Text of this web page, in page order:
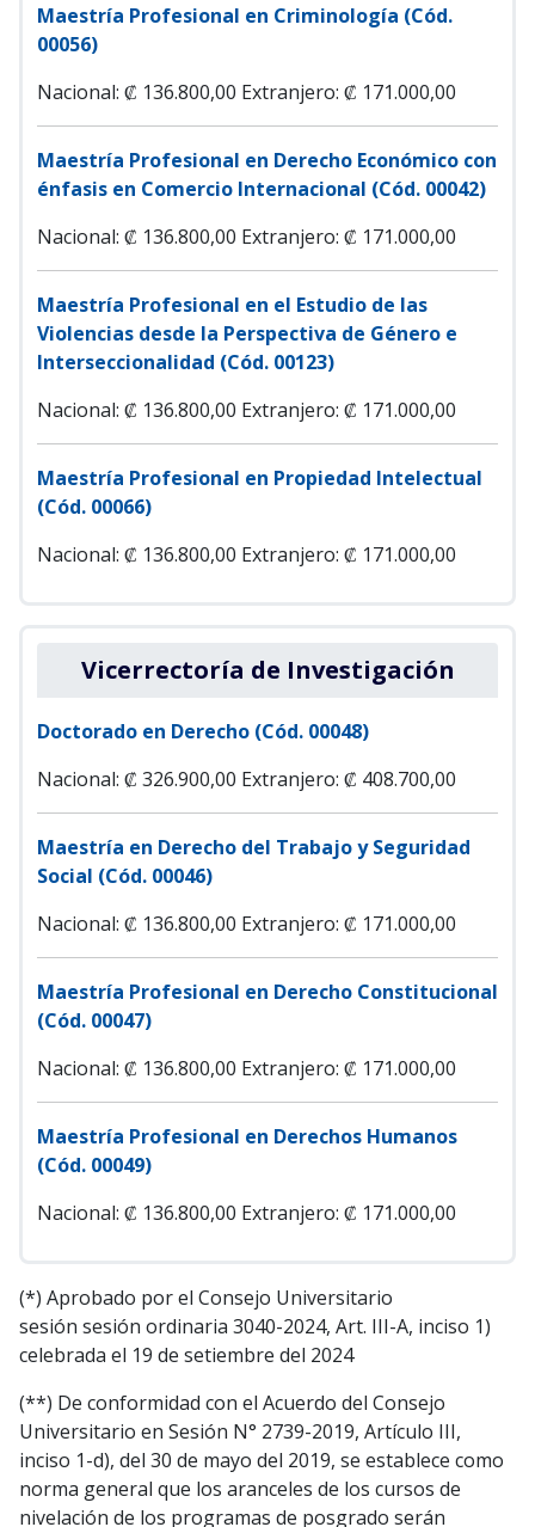
Maestría Profesional en Criminología (Cód.
00056)
Nacional: ₡ 136.800,00 Extranjero: ₡ 171.000,00
Maestría Profesional en Derecho Económico con
énfasis en Comercio Internacional (Cód. 00042)
Nacional: ₡ 136.800,00 Extranjero: ₡ 171.000,00
Maestría Profesional en el Estudio de las
Violencias desde la Perspectiva de Género e
Interseccionalidad (Cód. 00123)
Nacional: ₡ 136.800,00 Extranjero: ₡ 171.000,00
Maestría Profesional en Propiedad Intelectual
(Cód. 00066)
Nacional: ₡ 136.800,00 Extranjero: ₡ 171.000,00
Vicerrectoría de Investigación
Doctorado en Derecho (Cód. 00048)
Nacional: ₡ 326.900,00 Extranjero: ₡ 408.700,00
Maestría en Derecho del Trabajo y Seguridad
Social (Cód. 00046)
Nacional: ₡ 136.800,00 Extranjero: ₡ 171.000,00
Maestría Profesional en Derecho Constitucional
(Cód. 00047)
Nacional: ₡ 136.800,00 Extranjero: ₡ 171.000,00
Maestría Profesional en Derechos Humanos
(Cód. 00049)
Nacional: ₡ 136.800,00 Extranjero: ₡ 171.000,00
(*) Aprobado por el Consejo Universitario
sesión sesión ordinaria 3040-2024, Art. III-A, inciso 1)
celebrada el 19 de setiembre del 2024
(**) De conformidad con el Acuerdo del Consejo
Universitario en Sesión N° 2739-2019, Artículo III,
inciso 1-d), del 30 de mayo del 2019, se establece como
norma general que los aranceles de los cursos de
nivelación de los programas de posgrado serán